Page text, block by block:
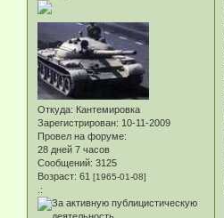
Откуда: Кантемировка
Зарегистрирован: 10-11-2009
Провел на форуме:
28 дней 7 часов
Сообщений: 3125
Возраст: 61 [1965-01-08]
.: